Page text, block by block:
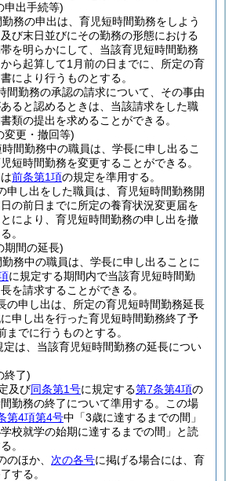
申出手続等)
務の申出は、育児短時間勤務をしよう
び末日並びにその勤務の形態における
を明らかにして、当該育児短時間勤務
ら起算して1月前の日までに、所定の育
により行うものとする。
間勤務の承認の請求について、その事由
ると認めるときは、当該請求をした職
類の提出を求めることができる。
変更・撤回等)
間勤務中の職員は、学長に申し出るこ
短時間勤務を変更することができる。
前条第1項の規定を準用する。
申し出をした職員は、育児短時間勤務開
の前日までに所定の養育状況変更届を
により、育児短時間勤務の申し出を撤
。
期間の延長)
務中の職員は、学長に申し出ることに
に規定する期間内で当該育児短時間勤
を請求することができる。
の申し出は、所定の育児短時間勤務延長
申し出を行った育児短時間勤務終了予
までに行うものとする。
定は、当該育児短時間勤務の延長につい
終了)
及び同条第1号に規定する第7条第4項の
勤務の終了について準用する。
この場
第4項第4号中「3歳に達するまでの間」
校就学の始期に達するまでの間」と読
。
のほか、 次の各号に掲げる場合には、育
する。